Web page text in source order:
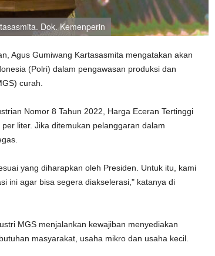
Dok. Kemenperin
Agus Gumiwang Kartasasmita mengatakan akan
(Polri) dalam pengawasan produksi dan
curah.
Nomor 8 Tahun 2022, Harga Eceran Tertinggi
liter. Jika ditemukan pelanggaran dalam
yang diharapkan oleh Presiden. Untuk itu, kami
ini agar bisa segera diakselerasi," katanya di
MGS menjalankan kewajiban menyediakan
masyarakat, usaha mikro dan usaha kecil.